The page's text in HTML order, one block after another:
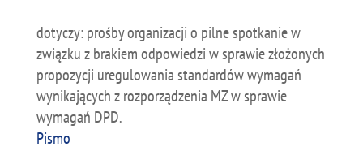
dotyczy: prośby organizacji o pilne spotkanie w
związku z brakiem odpowiedzi w sprawie złożonych
propozycji uregulowania standardów wymagań
wynikających z rozporządzenia MZ w sprawie
wymagań DPD.
Pismo